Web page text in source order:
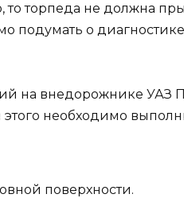
то торпеда не должна
подумать о
на внедорожнике УАЗ
этого необходимо
поверхности.